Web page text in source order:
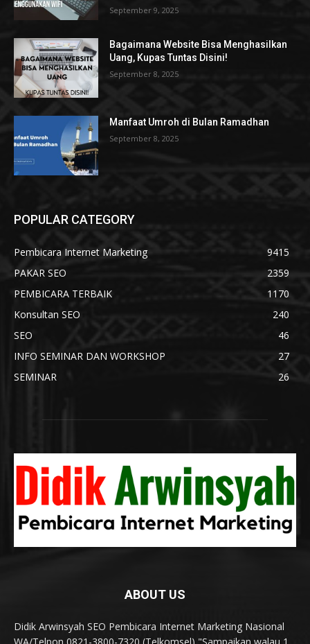
September 9, 2025
Bagaimana Website Bisa Menghasilkan
Uang, Kupas Tuntas Disini!
September 8, 2025
Manfaat Umroh di Bulan Ramadhan
September 8, 2025
POPULAR CATEGORY
Pembicara Internet Marketing
9415
PAKAR SEO
2359
PEMBICARA TERBAIK
1170
Konsultan SEO
240
SEO
46
INFO SEMINAR DAN WORKSHOP
27
SEMINAR
26
ABOUT US
Didik Arwinsyah SEO Pembicara Internet Marketing Nasional